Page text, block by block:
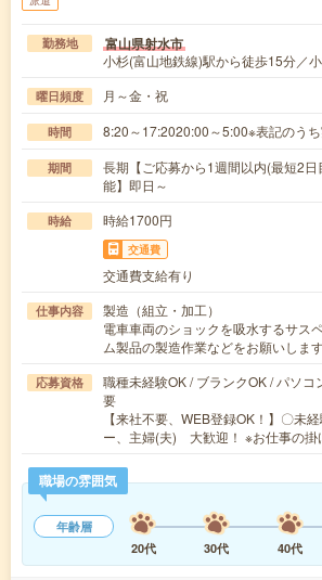
勤務地 富山県射水市
小杉(富山地鉄線)駅から徒歩15分／
曜日頻度 月～金・祝
時間 8:20～17:2020:00～5:00※表記のうち
期間
長期【ご応募から1週間以内(最短2
能】即日～
時給 時給1700円
交通費
交通費支給有り
仕事内容
製造（組立・加工）
電車車両のショックを吸水するサス
ム製品の製造作業などをお願いしま
応募資格
職種未経験OK / ブランクOK / パソコ
要
【来社不要、WEB登録OK！】〇未
ー、主婦(夫) 大歓迎！ ※お仕事の
職場の雰囲気
年齢層
20代
30代 40代